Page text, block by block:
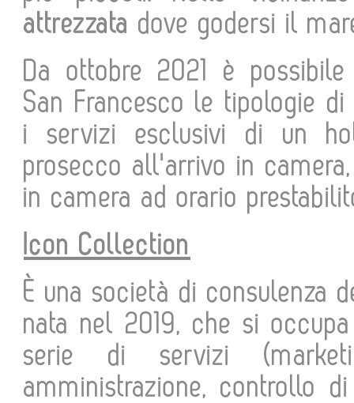
attrezzata dove godersi il
Da ottobre 2021 è
San Francesco le tipologie
i servizi esclusivi di un
prosecco all'arrivo in
in camera ad orario
Icon Collection
È una società di consulenza
nata nel 2019, che si
serie di servizi
amministrazione, controllo